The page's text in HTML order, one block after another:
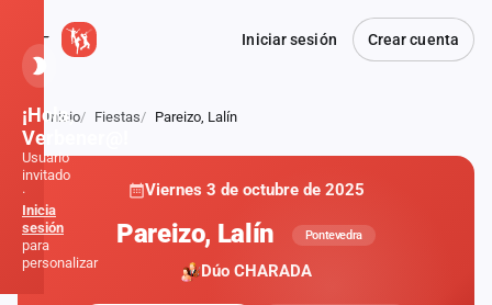
Iniciar sesión Crear cuenta
Atrás
Inicio Fiestas Pareizo, Lalín
Viernes 3 de octubre de 2025
Pareizo, Lalín Pontevedra
Dúo CHARADA
¡Hola,
Verbener@!
Usuario
invitado
·
Inicia
sesión
para
personalizar